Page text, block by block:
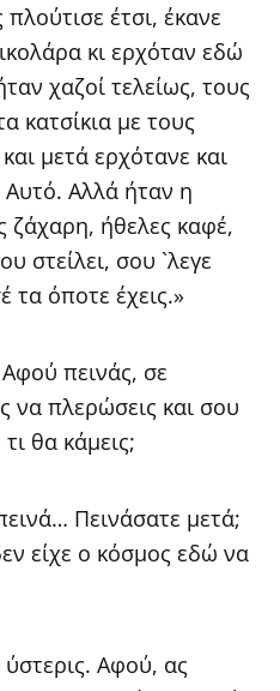
έτσι, έκανε
κι ερχόταν εδώ
χαζοί τελείως, τους
κατσίκια με τους
μετά ερχότανε και
Αυτό. Αλλά ήταν η
ζάχαρη, ήθελες καφέ,
στείλει, σου `λεγε
τα όποτε έχεις.»
πεινάς, σε
να πλερώσεις και σου
θα κάμεις;
Πεινάσατε μετά;
είχε ο κόσμος εδώ να
Αφού, ας